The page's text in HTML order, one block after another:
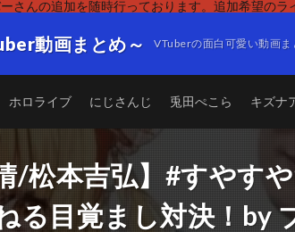
さんの追加を随時行っております。追加希望の
動画まとめ～ VTuberの面白可愛い動画ま
ホロライブ にじさんじ 兎田ぺこら キズナ
/松本吉弘】#すやす
る目覚まし対決！by